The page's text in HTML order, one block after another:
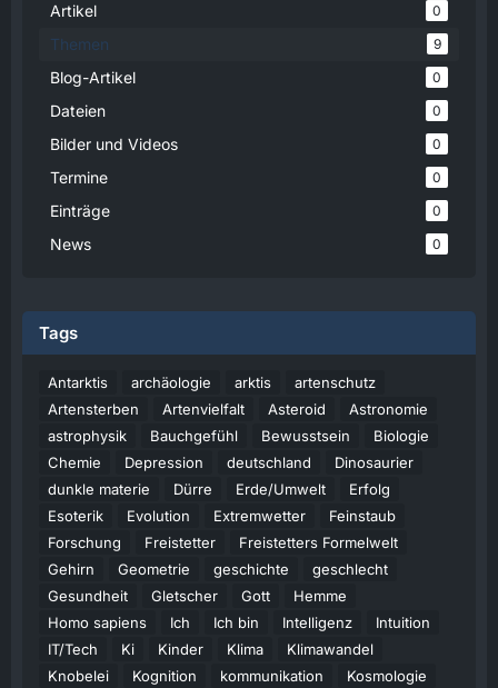
Artikel 0
Themen 9
Blog-Artikel 0
Dateien 0
Bilder und Videos 0
Termine 0
Einträge 0
News 0
Tags
Antarktis archäologie arktis
artenschutz
Artensterben
Artenvielfalt Asteroid
Astronomie
astrophysik
Bauchgefühl Bewusstsein
Biologie
Chemie
Depression deutschland
Dinosaurier
dunkle materie
Dürre Erde/Umwelt
Erfolg
Esoterik
Evolution Extremwetter
Feinstaub
Forschung
Freistetter
Freistetters Formelwelt
Gehirn
Geometrie geschichte
geschlecht
Gesundheit
Gletscher Gott
Hemme
Homo sapiens
Ich Ich bin Intelligenz
Intuition
IT/Tech
Ki Kinder Klima
Klimawandel
Knobelei
Kognition kommunikation
Kosmologie